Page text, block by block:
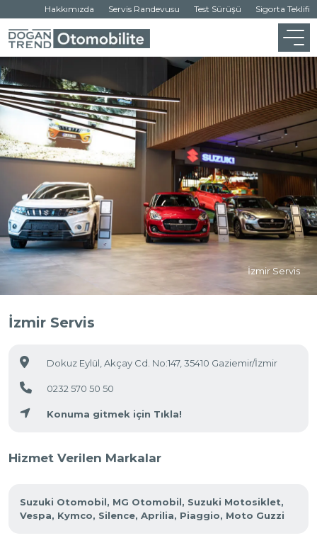
Hakkımızda Servis Randevusu Test Sürüşü Sigorta Teklifi
İzmir Servis
İzmir Servis
Dokuz Eylül, Akçay Cd. No:147, 35410 Gaziemir/İzmir
0232 570 50 50
Konuma gitmek için Tıkla!
Hizmet Verilen Markalar
Suzuki Otomobil, MG Otomobil, Suzuki Motosiklet,
Vespa, Kymco, Silence, Aprilia, Piaggio, Moto Guzzi